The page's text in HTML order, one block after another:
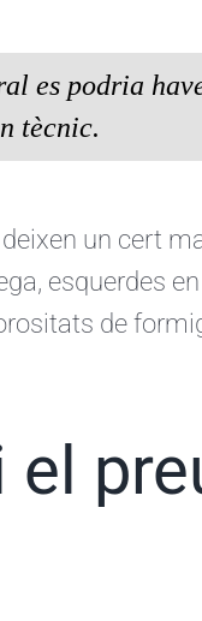
es podria
tècnic.
un cert
esquerdes
de